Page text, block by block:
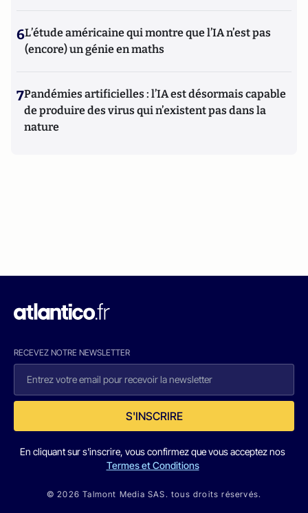
6L’étude américaine qui montre que l’IA n’est pas
(encore) un génie en maths
7Pandémies artificielles : l’IA est désormais capable
de produire des virus qui n’existent pas dans la
nature
RECEVEZ NOTRE NEWSLETTER
S'INSCRIRE
En cliquant sur s'inscrire, vous confirmez que vous acceptez nos
Termes et Conditions
© 2026 Talmont Media SAS. tous droits réservés.